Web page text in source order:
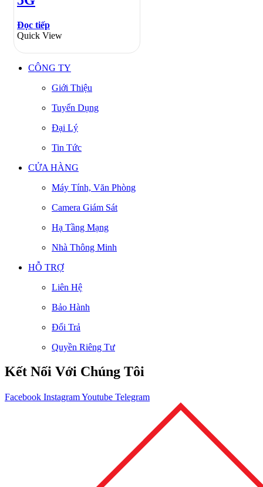
Đọc tiếp
Quick View
CÔNG TY
Giới Thiệu
Tuyển Dụng
Đại Lý
Tin Tức
CỬA HÀNG
Máy Tính, Văn Phòng
Camera Giám Sát
Hạ Tầng Mạng
Nhà Thông Minh
HỖ TRỢ
Liên Hệ
Bảo Hành
Đổi Trả
Quyền Riêng Tư
Kết Nối Với Chúng Tôi
Facebook InstagramYoutube Telegram